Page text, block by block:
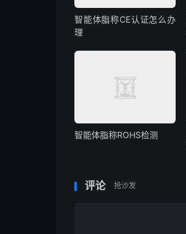
智能体脂称CE认证怎么办
理
智能体脂称ROHS检测
评论 抢沙发